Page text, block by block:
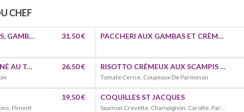
CHEF
SALADE TIÈDE DE SCAMPIS, GAMBAS ET LÉGUMES SAUTÉS 31.50 € PACCHERI AUX GAMBAS ET CRÈME LÉGÈRE À LA PISTACHE ET BURRATA
GNOCCHI MAISON GRATINÉ AU TALEGGIO 26.50 € RISOTTO CRÉMEUX AUX SCAMPIS ET CHAMPAGNE
Tomate Cerise, Coupeaux De Parmesan
Piment
19.50 € COQUILLES ST JACQUES
Saumon Crevette, Champignon, Carotte, Parmesan